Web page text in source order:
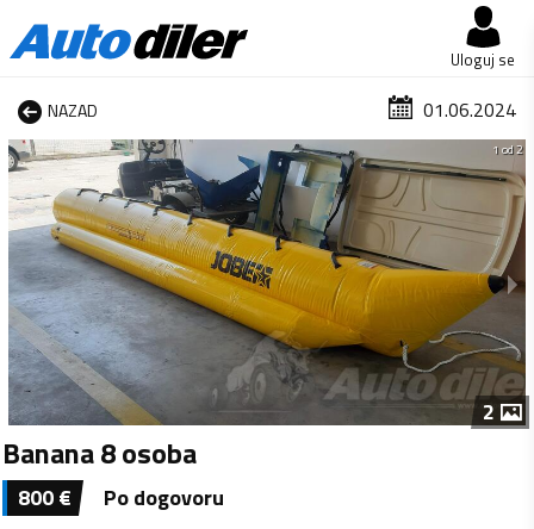
Uloguj se
NAZAD 01.06.2024
1 od 2
2
Banana 8 osoba
800€ Po dogovoru